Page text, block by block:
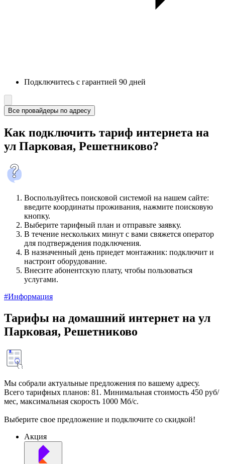
Подключитесь с гарантией 90 дней
Все провайдеры по адресу
Как подключить тариф интернета на
ул Парковая, Решетниково?
Воспользуйтесь поисковой системой на нашем сайте:
введите координаты проживания, нажмите поисковую
кнопку.
Выберите тарифный план и отправьте заявку.
В течение нескольких минут с вами свяжется оператор
для подтверждения подключения.
В назначенный день приедет монтажник: подключит и
настроит оборудование.
Внесите абонентскую плату, чтобы пользоваться
услугами.
#Информация
Тарифы на домашний интернет на ул
Парковая, Решетниково
Мы собрали актуальные предложения по вашему адресу.
Всего тарифных планов: 81. Минимальная стоимость 450 руб/
мес, максимальная скорость 1000 Мб/с.
Выберите свое предложение и подключите со скидкой!
Акция